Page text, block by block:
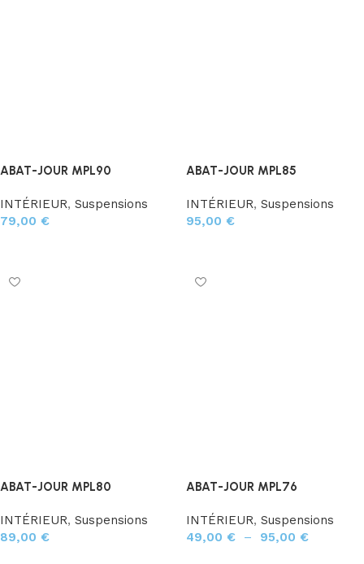
ABAT-JOUR MPL90
INTÉRIEUR, Suspensions
79,00 €
ABAT-JOUR MPL85
INTÉRIEUR, Suspensions
95,00 €
ABAT-JOUR MPL80
INTÉRIEUR, Suspensions
89,00 €
ABAT-JOUR MPL76
INTÉRIEUR, Suspensions
49,00 € – 95,00 €